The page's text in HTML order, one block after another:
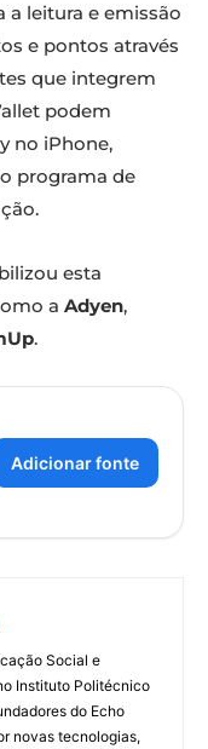
leitura e emissão
e pontos através
que integrem
podem
no iPhone,
programa de
esta
a Adyen,
.
Adicionar fonte
Social e
Instituto Politécnico
do Echo
novas tecnologias,